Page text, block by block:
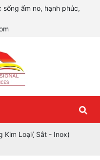
sống ấm no, hạnh phúc,
Kim Loại( Sắt - Inox)